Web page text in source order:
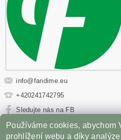
info@fandime.eu
+420241742795
Sledujte nás na FB
Sportovní výživa | Fitness
Používáme cookies, abychom
prohlížení webu a díky